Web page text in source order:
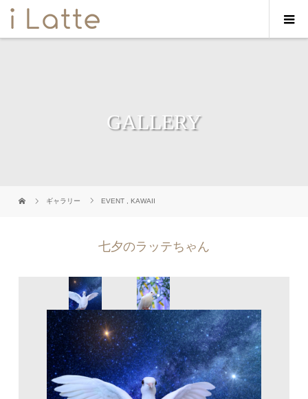
GALLERY
ギャラリー EVENT ,KAWAII
七夕のラッテちゃん